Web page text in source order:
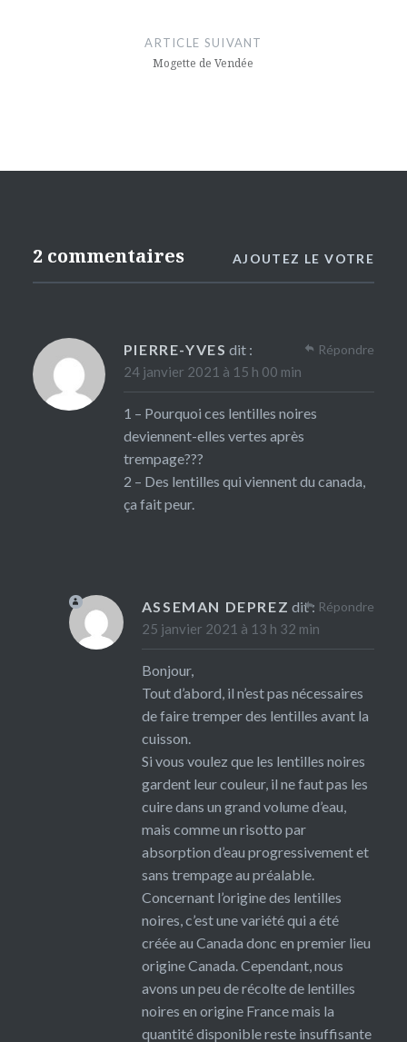
ARTICLE SUIVANT
Mogette de Vendée
2 commentaires AJOUTEZ LE VOTRE
PIERRE-YVES dit :
24 janvier 2021 à 15 h 00 min
1 – Pourquoi ces lentilles noires
deviennent-elles vertes après
trempage???
2 – Des lentilles qui viennent du canada,
ça fait peur.
Répondre
ASSEMAN DEPREZ dit :
25 janvier 2021 à 13 h 32 min
Bonjour,
Tout d’abord, il n’est pas nécessaires
de faire tremper des lentilles avant la
cuisson.
Si vous voulez que les lentilles noires
gardent leur couleur, il ne faut pas les
cuire dans un grand volume d’eau,
mais comme un risotto par
absorption d’eau progressivement et
sans trempage au préalable.
Concernant l’origine des lentilles
noires, c’est une variété qui a été
créée au Canada donc en premier lieu
origine Canada. Cependant, nous
avons un peu de récolte de lentilles
noires en origine France mais la
quantité disponible reste insuffisante
Répondre